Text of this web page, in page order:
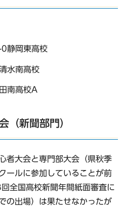
静岡東高校
水南高校
南高校A
（新聞部門）
者大会と専門部大会（県秋季
ールに参加していることが前
全国高校新聞年間紙面審査に
の出場）は果たせなかったが